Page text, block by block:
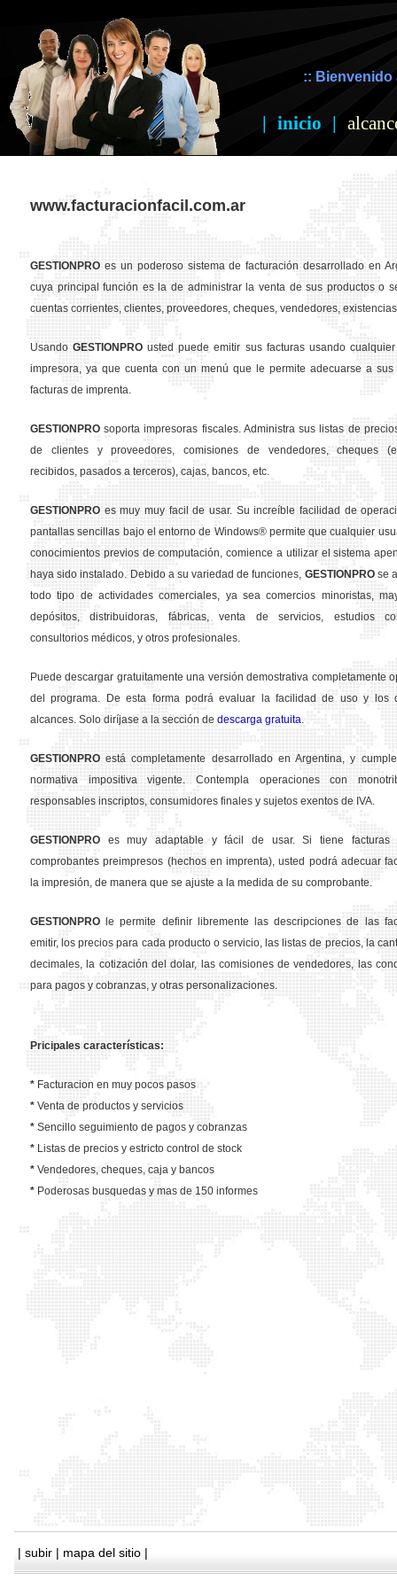
:: Bienvenido
| inicio |
www.facturacionfacil.com.ar
GESTION PRO es un poderoso sistema de facturación desarrollado en
cuya principal función es la de administrar la venta de sus productos o
cuentas corrientes, clientes, proveedores, cheques, vendedores,
Usando GESTION PRO usted puede emitir sus facturas usando
impresora, ya que cuenta con un menú que le permite adecuarse a sus
facturas de imprenta.
GESTION PRO soporta impresoras fiscales. Administra sus listas de
de clientes y proveedores, comisiones de vendedores, cheques
recibidos, pasados a terceros), cajas, bancos, etc.
GESTION PRO es muy muy facil de usar. Su increíble facilidad de
pantallas sencillas bajo el entorno de Windows® permite que cualquier
conocimientos previos de computación, comience a utilizar el sistema
haya sido instalado. Debido a su variedad de funciones, GESTION PROse
todo tipo de actividades comerciales, ya sea comercios minoristas,
depósitos, distribuidoras, fábricas, venta de servicios, estudios
consultorios médicos, y otros profesionales.
Puede descargar gratuitamente una versión demostrativa completamente
del programa. De esta forma podrá evaluar la facilidad de uso y los
alcances. Solo diríjase a la sección de descarga gratuita.
GESTION PRO está completamente desarrollado en Argentina, y
normativa impositiva vigente. Contempla operaciones con
responsables inscriptos, consumidores finales y sujetos exentos de IVA.
GESTION PRO es muy adaptable y fácil de usar. Si tiene facturas
comprobantes preimpresos (hechos en imprenta), usted podrá adecuar
la impresión, de manera que se ajuste a la medida de su comprobante.
GESTION PRO le permite definir libremente las descripciones de las
emitir, los precios para cada producto o servicio, las listas de precios, la
decimales, la cotización del dolar, las comisiones de vendedores, las
para pagos y cobranzas, y otras personalizaciones.
Pricipales características:
* Facturacion en muy pocos pasos
* Venta de productos y servicios
* Sencillo seguimiento de pagos y cobranzas
* Listas de precios y estricto control de stock
* Vendedores, cheques, caja y bancos
* Poderosas busquedas y mas de 150 informes
| subir | mapa del sitio |